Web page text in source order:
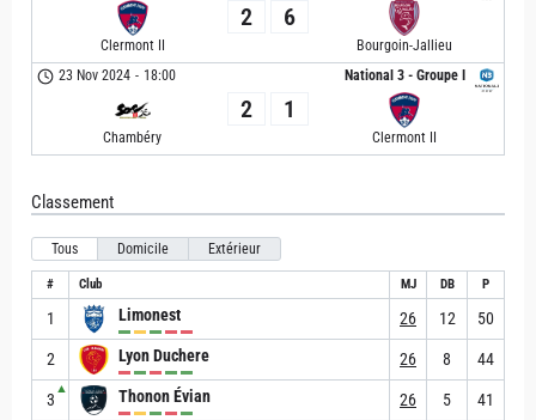
Clermont II
2 6
Bourgoin-Jallieu
National 3 - Groupe I
23 Nov 2024 - 18:00
Chambéry
2 1
Clermont II
Classement
Tous Domicile Extérieur
# Club MJ DB P
1 Limonest 26 12 50
2 Lyon Duchere 26 8 44
3
▲ Thonon Évian 26 5 41